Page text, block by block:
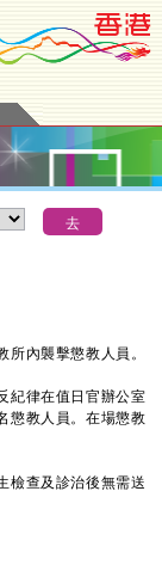
內襲擊懲教人員。
律在值日官辦公室
懲教人員。在場懲教
查及診治後無需送